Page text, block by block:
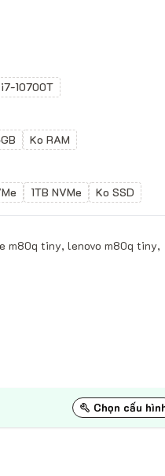
i7-10700T
Ko RAM
1TB NVMe Ko SSD
m80q tiny, lenovo m80q tiny,
Chọn cấu